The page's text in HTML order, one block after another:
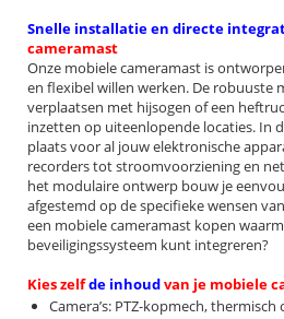
Snelle installatie en directe
cameramast
Onze mobiele cameramast is
en flexibel willen werken. De robuuste
verplaatsen met hijsogen of een
inzetten op uiteenlopende locaties. In
plaats voor al jouw elektronische
recorders tot stroomvoorziening en
het modulaire ontwerp bouw je
afgestemd op de specifieke wensen
een mobiele cameramast kopen
beveiligingssysteem kunt integreren?
Kies zelfde inhoudvan je mobiele
Camera’s: PTZ-kopmech, thermisch